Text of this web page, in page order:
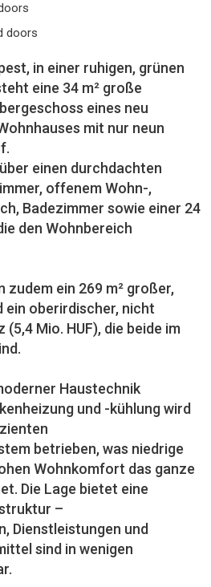
doors
in einer ruhigen, grünen
eine 34 m² große
eines neu
mit nur neun
einen durchdachten
offenem Wohn-,
Badezimmer sowie einer 24
den Wohnbereich
zudem ein 269 m² großer,
ein oberirdischer, nicht
Mio. HUF), die beide im
Haustechnik
und -kühlung wird
betrieben, was niedrige
Wohnkomfort das ganze
Die Lage bietet eine
–
Dienstleistungen und
sind in wenigen